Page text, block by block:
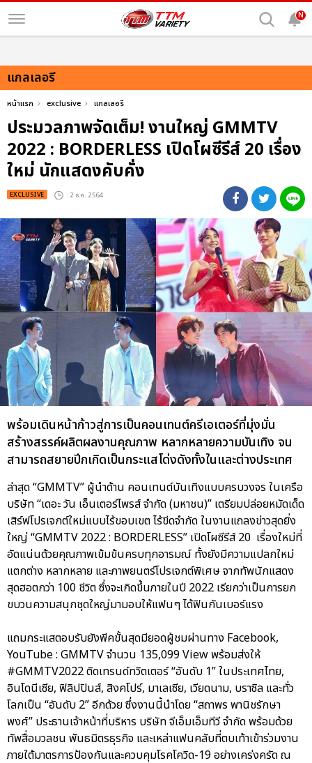
N
แกลเลอรี
หน้าแรก exclusive แกลเลอรี
ประมวลภาพจัดเต็ม! งานใหญ่ GMMTV
2022 : BORDERLESS เปิดโผซีรีส์ 20 เรื่อง
ใหม่ นักแสดงคับคั่ง
EXCLUSIVE : 2 ธ.ค. 2564
พร้อมเดินหน้าก้าวสู่การเป็นคอนเทนต์ครีเอเตอร์ที่มุ่งมั่น
สร้างสรรค์ผลิตผลงานคุณภาพ หลากหลายความบันเทิง จน
สามารถสยายปีกเกิดเป็นกระแสโด่งดังทั้งในและต่างประเทศ
ล่าสุด “GMMTV” ผู้นำด้าน คอนเทนต์บันเทิงแบบครบวงจร ในเครือ
บริษัท “เดอะ วัน เอ็นเตอร์ไพรส์ จำกัด (มหาชน)” เตรียมปล่อยหมัดเด็ด
เสิร์ฟโปรเจกต์ใหม่แบบไร้ขอบเขต ไร้ขีดจำกัด ในงานแถลงข่าวสุดยิ่ง
ใหญ่ “GMMTV 2022 : BORDERLESS” เปิดโผซีรีส์ 20 เรื่องใหม่ที่
อัดแน่นด้วยคุณภาพเข้มข้นครบทุกอารมณ์ ทั้งยังมีความแปลกใหม่
แตกต่าง หลากหลาย และภาพยนตร์โปรเจกต์พิเศษ จากทัพนักแสดง
สุดฮอตกว่า 100 ชีวิต ซึ่งจะเกิดขึ้นภายในปี 2022 เรียกว่าเป็นการยก
ขบวนความสนุกชุดใหญ่มามอบให้แฟนๆ ได้ฟินกันเบอร์แรง
แถมกระแสตอบรับยังพีคขั้นสุดมียอดผู้ชมผ่านทาง Facebook,
YouTube : GMMTV จำนวน 135,099 View พร้อมส่งให้
#GMMTV2022 ติดเทรนด์ทวิตเตอร์ “อันดับ 1” ในประเทศไทย,
อินโดนีเซีย, ฟิลิปปินส์, สิงคโปร์, มาเลเซีย, เวียดนาม, บราซิล และทั่ว
โลกเป็น “อันดับ 2” อีกด้วย ซึ่งงานนี้นำโดย “สถาพร พานิชรักษา
พงศ์” ประธานเจ้าหน้าที่บริหาร บริษัท จีเอ็มเอ็มทีวี จำกัด พร้อมด้วย
ทัพสื่อมวลชน พันธมิตรธุรกิจ และเหล่าแฟนคลับที่ตบเท้าเข้าร่วมงาน
ภายใต้มาตรการป้องกันและควบคุมโรคโควิด-19 อย่างเคร่งครัด ณ